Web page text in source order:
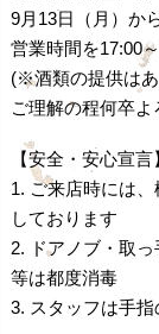
9月13日（月）か
営業時間を17:00
(※酒類の提供は
ご理解の程何卒よ
【安全・安心宣言
1. ご来店時には
しております
2. ドアノブ・取
等は都度消毒
3. スタッフは手